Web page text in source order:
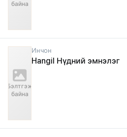
байна
Бэлтгэж
байна
Инчон
Hangil Нүдний эмнэлэг